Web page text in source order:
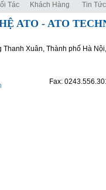
Tác Khách Hàng Tin Tức
ATO - ATO
Xuân, Thành phố Hà
Fax: